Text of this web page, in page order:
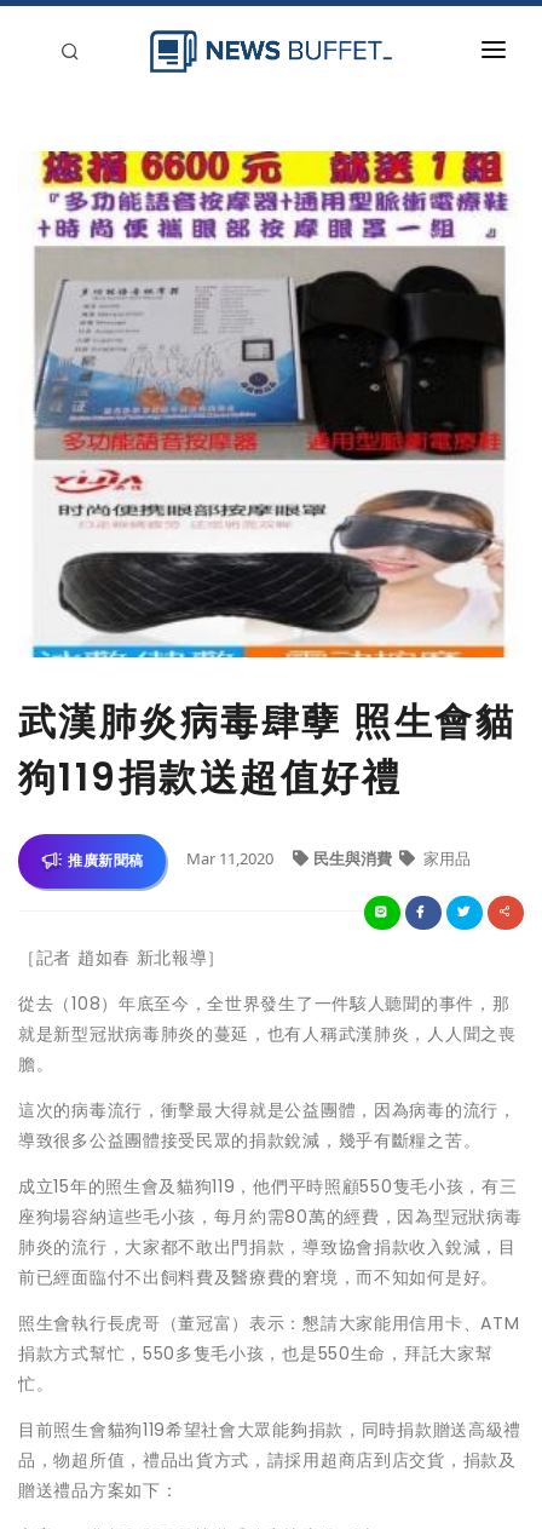
新聞稿分類
登入
武漢肺炎病毒肆孽 照生會貓
狗119捐款送超值好禮
推廣新聞稿 Mar 11,2020 民生與消費 家用品
［記者 趙如春 新北報導］
從去（108）年底至今，全世界發生了一件駭人聽聞的事件，那
就是新型冠狀病毒肺炎的蔓延，也有人稱武漢肺炎，人人聞之喪
膽。
這次的病毒流行，衝擊最大得就是公益團體，因為病毒的流行，
導致很多公益團體接受民眾的捐款銳減，幾乎有斷糧之苦。
成立15年的照生會及貓狗119，他們平時照顧550隻毛小孩，有三
座狗場容納這些毛小孩，每月約需80萬的經費，因為型冠狀病毒
肺炎的流行，大家都不敢出門捐款，導致協會捐款收入銳減，目
前已經面臨付不出飼料費及醫療費的窘境，而不知如何是好。
照生會執行長虎哥（董冠富）表示：懇請大家能用信用卡、ATM
捐款方式幫忙，550多隻毛小孩，也是550生命，拜託大家幫
忙。
目前照生會貓狗119希望社會大眾能夠捐款，同時捐款贈送高級禮
品，物超所值，禮品出貨方式，請採用超商店到店交貨，捐款及
贈送禮品方案如下：